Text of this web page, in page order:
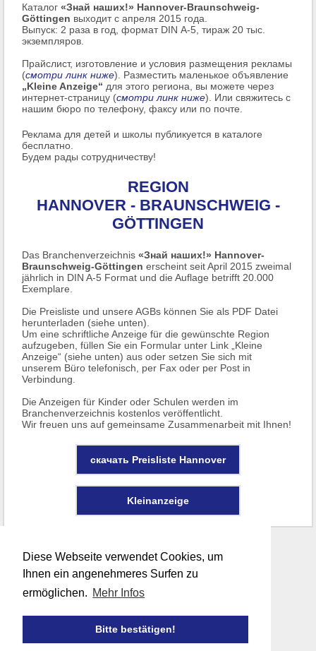
Diese Webseite verwendet Cookies, um
Ihnen ein angenehmeres Surfen zu
ermöglichen. Mehr Infos
Bitte bestätigen!
Каталог«Знай наших!» Hannover-Braunschweig-
Göttingen выходит с апреля 2015 года.
Выпуск: 2 раза в год, формат DIN А-5, тираж 20 тыс.
экземпляров.
Прайслист, изготовление и условия размещения рекламы
(смотри линк ниже). Разместить маленькое объявление
„Kleine Anzeige“ для этого региона, вы можете через
интернет-страницу (смотри линк ниже). Или свяжитесь с
нашим бюро по телефону, факсу или по почте.
Реклама для детей и школы публикуется в каталоге
бесплатно.
Будем рады сотрудничеству!
REGION
HANNOVER - BRAUNSCHWEIG -
GÖTTINGEN
Das Branchenverzeichnis«Знай наших!» Hannover-
Braunschweig-Göttingen erscheint seit April 2015 zweimal
jährlich in DIN A-5 Format und die Auflage betrifft 20.000
Exemplare.
Die Preisliste und unsere AGBs können Sie als PDF Datei
herunterladen (siehe unten).
Um eine schriftliche Anzeige für die gewünschte Region
aufzugeben, füllen Sie ein Formular unter Link „Kleine
Anzeige“ (siehe unten) aus oder setzen Sie sich mit
unserem Büro telefonisch, per Fax oder per Post in
Verbindung.
Die Anzeigen für Kinder oder Schulen werden im
Branchenverzeichnis kostenlos veröffentlicht.
Wir freuen uns auf gemeinsame Zusammenarbeit mit Ihnen!
скачать Preisliste Hannover
Kleinanzeige